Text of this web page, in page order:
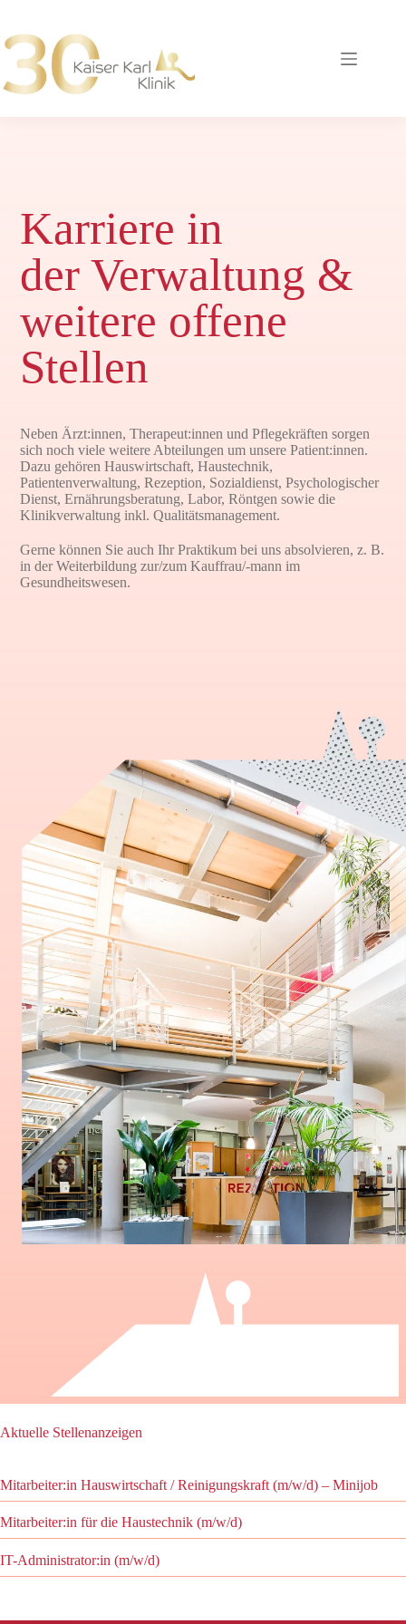
springen
Karriere in
der Verwaltung &
weitere offene
Stellen
Neben Ärzt:innen, Therapeut:innen und Pflegekräften sorgen
sich noch viele weitere Abteilungen um unsere Patient:innen.
Dazu gehören Hauswirtschaft, Haustechnik,
Patientenverwaltung, Rezeption, Sozialdienst, Psychologischer
Dienst, Ernährungsberatung, Labor, Röntgen sowie die
Klinikverwaltung inkl. Qualitätsmanagement.
Gerne können Sie auch Ihr Praktikum bei uns absolvieren, z. B.
in der Weiterbildung zur/zum Kauffrau/-mann im
Gesundheitswesen.
Aktuelle Stellenanzeigen
Mitarbeiter:in Hauswirtschaft / Reinigungskraft (m/w/d) – Minijob
Mitarbeiter:in für die Haustechnik (m/w/d)
IT-Administrator:in (m/w/d)